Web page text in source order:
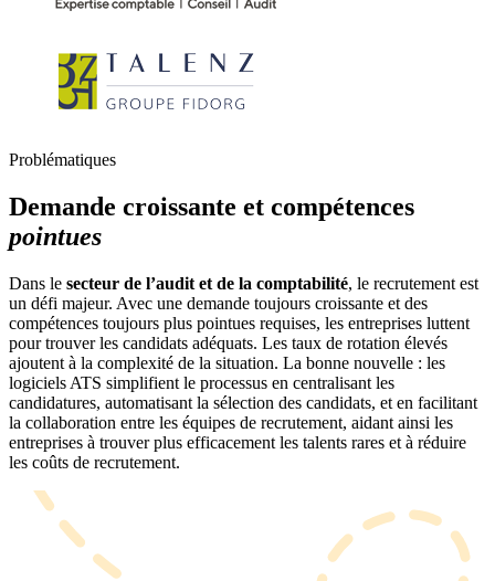
Problématiques
Demande croissante et compétences
pointues
Dans le secteur de l’audit et de la comptabilité, le recrutement est
un défi majeur. Avec une demande toujours croissante et des
compétences toujours plus pointues requises, les entreprises luttent
pour trouver les candidats adéquats. Les taux de rotation élevés
ajoutent à la complexité de la situation. La bonne nouvelle : les
logiciels ATS simplifient le processus en centralisant les
candidatures, automatisant la sélection des candidats, et en facilitant
la collaboration entre les équipes de recrutement, aidant ainsi les
entreprises à trouver plus efficacement les talents rares et à réduire
les coûts de recrutement.